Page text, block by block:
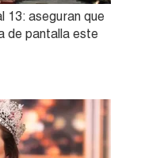
13: aseguran que
de pantalla este